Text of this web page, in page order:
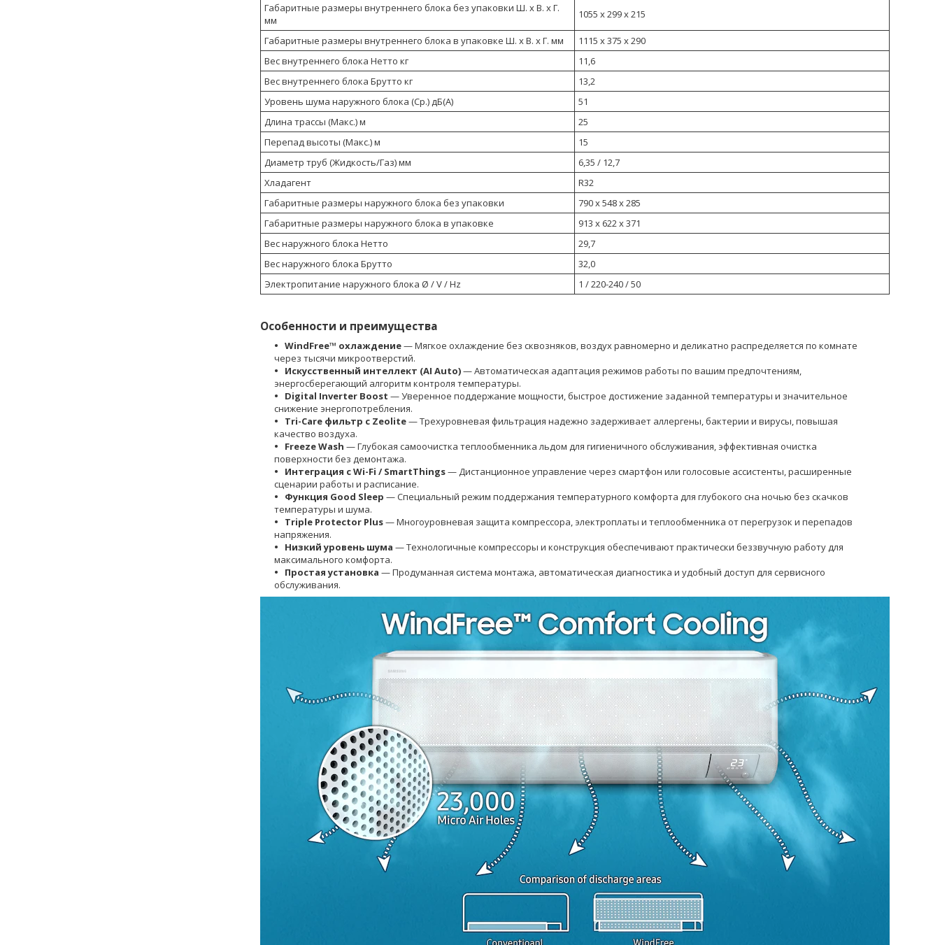
Габаритные размеры внутреннего блока без упаковки Ш. x В. x Г.
мм
1055 x 299 x 215
Габаритные размеры внутреннего блока в упаковке Ш. x В. x Г. мм
1115 x 375 x 290
Вес внутреннего блока Нетто кг
11,6
Вес внутреннего блока Брутто кг
13,2
Уровень шума наружного блока (Ср.) дБ(А)
51
Длина трассы (Макс.) м
25
Перепад высоты (Макс.) м
15
Диаметр труб (Жидкость/Газ) мм
6,35 / 12,7
Хладагент
R32
Габаритные размеры наружного блока без упаковки
790 x 548 x 285
Габаритные размеры наружного блока в упаковке
913 x 622 x 371
Вес наружного блока Нетто
29,7
Вес наружного блока Брутто
32,0
Электропитание наружного блока Ø / V / Hz
1 / 220-240 / 50
Особенности и преимущества
WindFree™ охлаждение— Мягкое охлаждение без сквозняков, воздух равномерно и деликатно распределяется по комнате
через тысячи микроотверстий.
Искусственный интеллект (AI Auto)— Автоматическая адаптация режимов работы по вашим предпочтениям,
энергосберегающий алгоритм контроля температуры.
Digital Inverter Boost — Уверенное поддержание мощности, быстрое достижение заданной температуры и значительное
снижение энергопотребления.
Tri-Care фильтр с Zeolite— Трехуровневая фильтрация надежно задерживает аллергены, бактерии и вирусы, повышая
качество воздуха.
Freeze Wash — Глубокая самоочистка теплообменника льдом для гигиеничного обслуживания, эффективная очистка
поверхности без демонтажа.
Интеграция с Wi-Fi / SmartThings— Дистанционное управление через смартфон или голосовые ассистенты, расширенные
сценарии работы и расписание.
Функция Good Sleep — Специальный режим поддержания температурного комфорта для глубокого сна ночью без скачков
температуры и шума.
Triple Protector Plus— Многоуровневая защита компрессора, электроплаты и теплообменника от перегрузок и перепадов
напряжения.
Низкий уровень шума — Технологичные компрессоры и конструкция обеспечивают практически беззвучную работу для
максимального комфорта.
Простая установка — Продуманная система монтажа, автоматическая диагностика и удобный доступ для сервисного
обслуживания.